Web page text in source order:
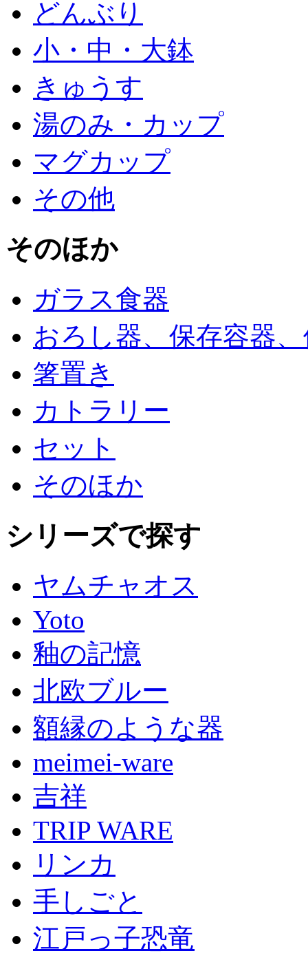
どんぶり
小・中・大鉢
きゅうす
湯のみ・カップ
マグカップ
その他
そのほか
ガラス食器
おろし器、保存容器
箸置き
カトラリー
セット
そのほか
シリーズで探す
ヤムチャオス
Yoto
釉の記憶
北欧ブルー
額縁のような器
meimei-ware
吉祥
TRIP WARE
リンカ
手しごと
江戸っ子恐竜